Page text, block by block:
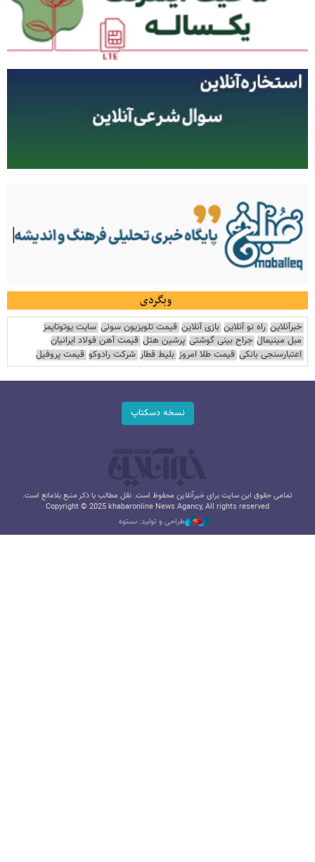
وبگردی
خبرآنلاین راه نو آنلاین بازی آنلاین قیمت تلویزیون سونی سایت یوتوتایمز
مبل مینیمال جراح بینی گوشتی پرشین هتل قیمت آهن فولاد ایرانیان
اعتبارسنجی بانکی قیمت طلا امروز بلیط قطار شرکت رادوکو قیمت پروفیل
نسخه دسکتاپ
تمامی حقوق این سایت برای خبرآنلاین محفوظ است. نقل مطالب با ذکر منبع بلامانع است.
Copyright © 2025 khabaronline News Agancy, All rights reserved
طراحی و تولید: نستوه